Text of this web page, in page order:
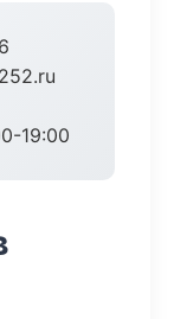
19:00